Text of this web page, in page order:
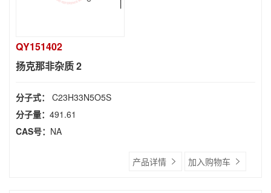
QY151402
扬克那非杂质 2
分子式： C23H33N5O5S
分子量： 491.61
CAS号： NA
产品详情 加入购物车